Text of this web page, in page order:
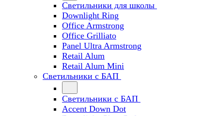
Светильники для школы
Downlight Ring
Office Armstrong
Office Grilliato
Panel Ultra Armstrong
Retail Alum
Retail Alum Mini
Светильники с БАП
Светильники с БАП
Accent Down Dot